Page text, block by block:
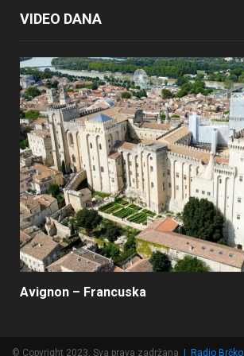
VIDEO DANA
Avignon – Francuska
© Copyright 2023, Sva prava zadržana | Radio Brčko